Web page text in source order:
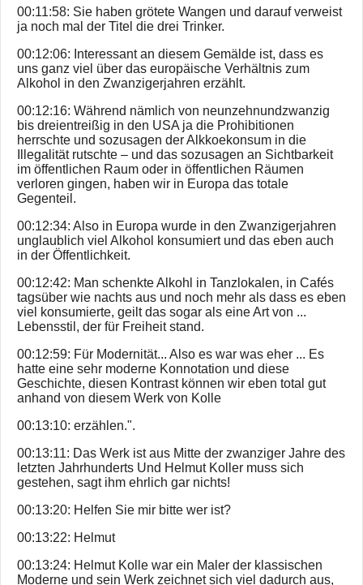
00:11:58: Sie haben grötete Wangen und darauf verweist
ja noch mal der Titel die drei Trinker.
00:12:06: Interessant an diesem Gemälde ist, dass es
uns ganz viel über das europäische Verhältnis zum
Alkohol in den Zwanzigerjahren erzählt.
00:12:16: Während nämlich von neunzehnundzwanzig
bis dreientreißig in den USA ja die Prohibitionen
herrschte und sozusagen der Alkkoekonsum in die
Illegalität rutschte – und das sozusagen an Sichtbarkeit
im öffentlichen Raum oder in öffentlichen Räumen
verloren gingen, haben wir in Europa das totale
Gegenteil.
00:12:34: Also in Europa wurde in den Zwanzigerjahren
unglaublich viel Alkohol konsumiert und das eben auch
in der Öffentlichkeit.
00:12:42: Man schenkte Alkohl in Tanzlokalen, in Cafés
tagsüber wie nachts aus und noch mehr als dass es eben
viel konsumierte, geilt das sogar als eine Art von ...
Lebensstil, der für Freiheit stand.
00:12:59: Für Modernität... Also es war was eher ... Es
hatte eine sehr moderne Konnotation und diese
Geschichte, diesen Kontrast können wir eben total gut
anhand von diesem Werk von Kolle
00:13:10: erzählen.".
00:13:11: Das Werk ist aus Mitte der zwanziger Jahre des
letzten Jahrhunderts Und Helmut Koller muss sich
gestehen, sagt ihm ehrlich gar nichts!
00:13:20: Helfen Sie mir bitte wer ist?
00:13:22: Helmut
00:13:24: Helmut Kolle war ein Maler der klassischen
Moderne und sein Werk zeichnet sich viel dadurch aus,